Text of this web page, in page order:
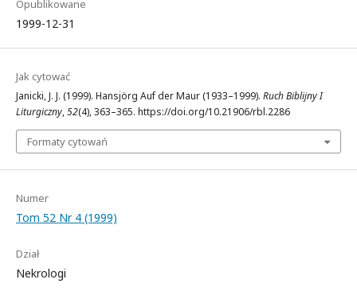
Opublikowane
1999-12-31
Jak cytować
Janicki, J. J. (1999). Hansjörg Auf der Maur (1933–1999). Ruch Biblijny I
Liturgiczny,52(4), 363–365. https://doi.org/10.21906/rbl.2286
Formaty cytowań
Numer
Tom 52 Nr 4 (1999)
Dział
Nekrologi